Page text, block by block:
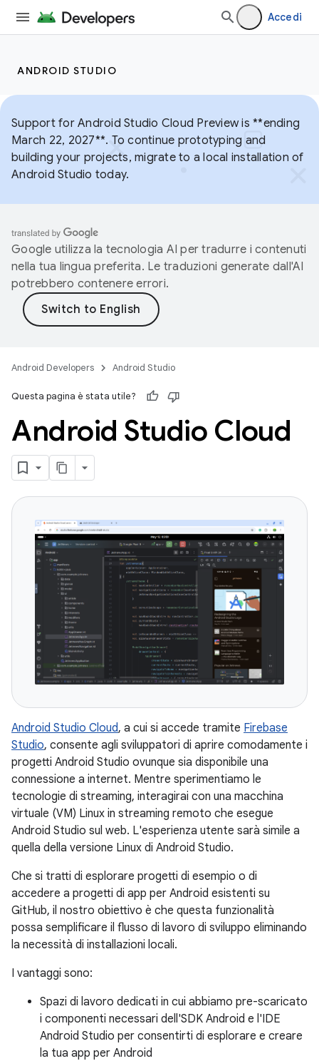
Accedi
ANDROID STUDIO
Support for Android Studio Cloud Preview is **ending
March 22, 2027**. To continue prototyping and
building your projects, migrate to a local installation of
Android Studio today.
Google utilizza la tecnologia AI per tradurre i contenuti
nella tua lingua preferita. Le traduzioni generate dall'AI
potrebbero contenere errori.
Android Developers Android Studio
Questa pagina è stata utile?
Android Studio Cloud
Android Studio Cloud, a cui si accede tramite Firebase
Studio, consente agli sviluppatori di aprire comodamente i
progetti Android Studio ovunque sia disponibile una
connessione a internet. Mentre sperimentiamo le
tecnologie di streaming, interagirai con una macchina
virtuale (VM) Linux in streaming remoto che esegue
Android Studio sul web. L'esperienza utente sarà simile a
quella della versione Linux di Android Studio.
Che si tratti di esplorare progetti di esempio o di
accedere a progetti di app per Android esistenti su
GitHub, il nostro obiettivo è che questa funzionalità
possa semplificare il flusso di lavoro di sviluppo eliminando
la necessità di installazioni locali.
I vantaggi sono:
Spazi di lavoro dedicati in cui abbiamo pre-scaricato
i componenti necessari dell'SDK Android e l'IDE
Android Studio per consentirti di esplorare e creare
la tua app per Android